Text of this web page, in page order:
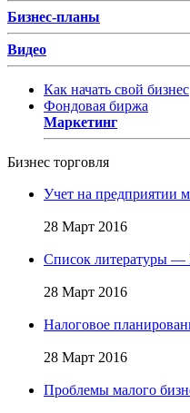
Бизнес-планы
Видео
Как начать свой бизнес
Фондовая биржа
Маркетинг
Бизнес торговля
Учет на предприятии
28 Март 2016
Список литературы —
28 Март 2016
Налоговое
28 Март 2016
Проблемы малого